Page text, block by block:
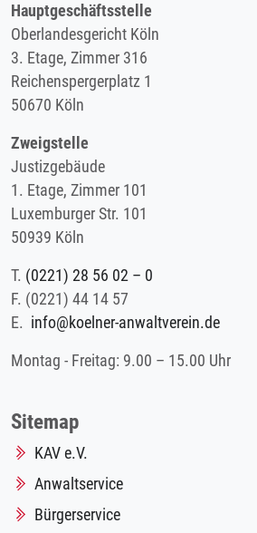
Hauptgeschäftsstelle
Oberlandesgericht Köln
3. Etage, Zimmer 316
Reichenspergerplatz 1
50670 Köln
Zweigstelle
Justizgebäude
1. Etage, Zimmer 101
Luxemburger Str. 101
50939 Köln
T. (0221) 28 56 02 – 0
F. (0221) 44 14 57
E. info@koelner-anwaltverein.de
Montag - Freitag: 9.00 – 15.00 Uhr
Sitemap
KAV e.V.
Anwaltservice
Bürgerservice